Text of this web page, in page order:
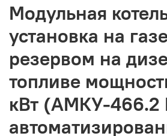
Модульная
установка на
резервом на
топливе
кВт (АМКУ-